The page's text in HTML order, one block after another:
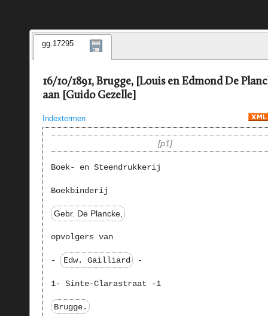
gg.17295
16/10/1891, Brugge, [Louis en Edmond De
aan [Guido Gezelle]
Indextermen
p1
Boek- en Steendrukkerij
Boekbinderij
Gebr. De Plancke,
opvolgers van
- Edw. Gailliard -
1- Sinte-Clarastraat -1
Brugge.